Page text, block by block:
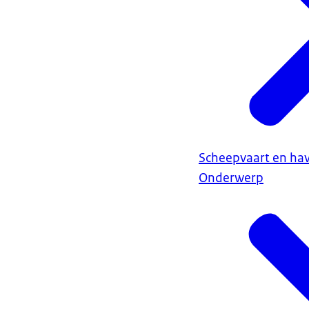
Scheepvaart en
Onderwerp